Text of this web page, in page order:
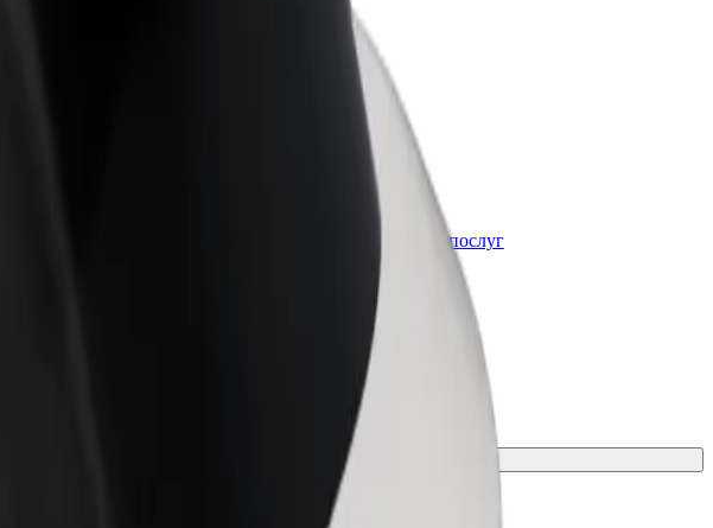
Масштабування продуктів та послуг
Bolt для вашого бізнесу
ідеальний спосіб пересування для своєї поїздки.